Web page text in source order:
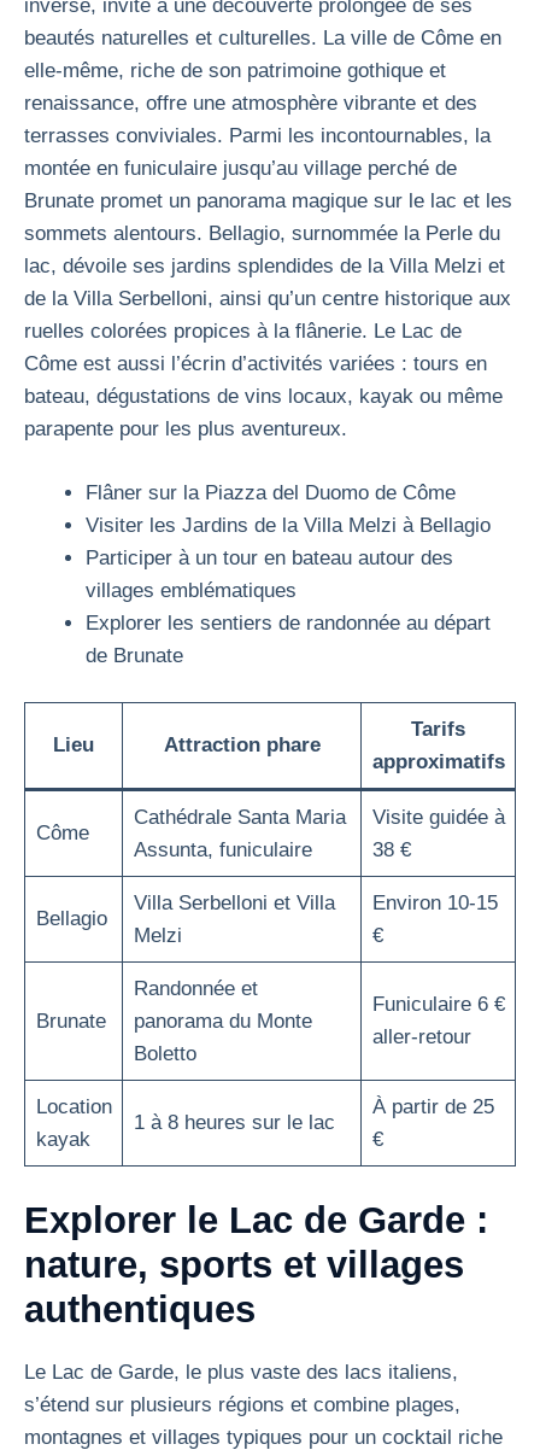
inversé, invite à une découverte prolongée de ses
beautés naturelles et culturelles. La ville de Côme en
elle-même, riche de son patrimoine gothique et
renaissance, offre une atmosphère vibrante et des
terrasses conviviales. Parmi les incontournables, la
montée en funiculaire jusqu’au village perché de
Brunate promet un panorama magique sur le lac et les
sommets alentours. Bellagio, surnommée la Perle du
lac, dévoile ses jardins splendides de la Villa Melzi et
de la Villa Serbelloni, ainsi qu’un centre historique aux
ruelles colorées propices à la flânerie. Le Lac de
Côme est aussi l’écrin d’activités variées : tours en
bateau, dégustations de vins locaux, kayak ou même
parapente pour les plus aventureux.
Flâner sur la Piazza del Duomo de Côme
Visiter les Jardins de la Villa Melzi à Bellagio
Participer à un tour en bateau autour des
villages emblématiques
Explorer les sentiers de randonnée au départ
de Brunate
Lieu Attraction phare
Tarifs
approximatifs
Côme
Cathédrale Santa Maria
Assunta, funiculaire
Visite guidée à
38 €
Bellagio
Villa Serbelloni et Villa
Melzi
Environ 10-15
€
Brunate
Randonnée et
panorama du Monte
Boletto
Funiculaire 6 €
aller-retour
Location
kayak
1 à 8 heures sur le lac
À partir de 25
€
Explorer le Lac de Garde :
nature, sports et villages
authentiques
Le Lac de Garde, le plus vaste des lacs italiens,
s’étend sur plusieurs régions et combine plages,
montagnes et villages typiques pour un cocktail riche